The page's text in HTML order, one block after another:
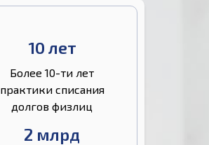
10 лет
Более 10-ти лет
практики списания
долгов физлиц
2 млрд